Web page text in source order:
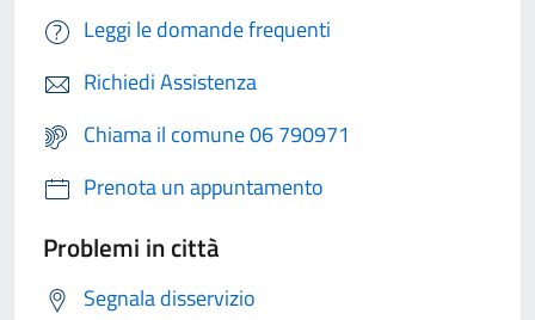
Leggi le domande frequenti
Richiedi Assistenza
Chiama il comune 06 790971
Prenota un appuntamento
Problemi in città
Segnala disservizio